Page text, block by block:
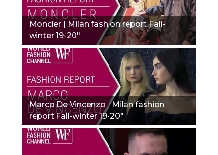
Moncler | Milan fashion report Fall-
winter 19-20"
Marco De Vincenzo | Milan fashion
report Fall-winter 19-20"